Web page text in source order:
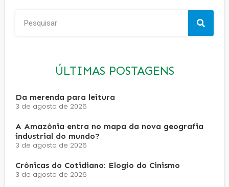
ÚLTIMAS POSTAGENS
Da merenda para leitura
3 de agosto de 2026
A Amazônia entra no mapa da nova geografia
industrial do mundo?
3 de agosto de 2026
Crônicas do Cotidiano: Elogio do Cinismo
3 de agosto de 2026